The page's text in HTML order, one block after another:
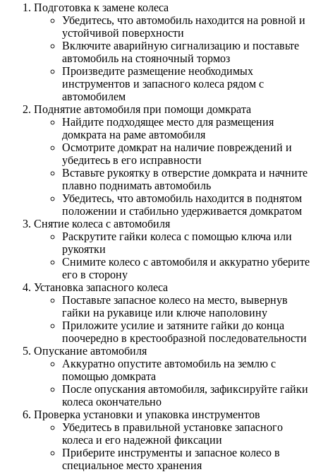
Подготовка к замене колеса
Убедитесь, что автомобиль находится на ровной и
устойчивой поверхности
Включите аварийную сигнализацию и поставьте
автомобиль на стояночный тормоз
Произведите размещение необходимых
инструментов и запасного колеса рядом с
автомобилем
Поднятие автомобиля при помощи домкрата
Найдите подходящее место для размещения
домкрата на раме автомобиля
Осмотрите домкрат на наличие повреждений и
убедитесь в его исправности
Вставьте рукоятку в отверстие домкрата и начните
плавно поднимать автомобиль
Убедитесь, что автомобиль находится в поднятом
положении и стабильно удерживается домкратом
Снятие колеса с автомобиля
Раскрутите гайки колеса с помощью ключа или
рукоятки
Снимите колесо с автомобиля и аккуратно уберите
его в сторону
Установка запасного колеса
Поставьте запасное колесо на место, вывернув
гайки на рукавице или ключе наполовину
Приложите усилие и затяните гайки до конца
поочередно в крестообразной последовательности
Опускание автомобиля
Аккуратно опустите автомобиль на землю с
помощью домкрата
После опускания автомобиля, зафиксируйте гайки
колеса окончательно
Проверка установки и упаковка инструментов
Убедитесь в правильной установке запасного
колеса и его надежной фиксации
Приберите инструменты и запасное колесо в
специальное место хранения